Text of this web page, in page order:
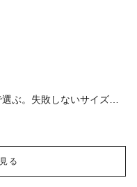
ぶ。失敗しないサイズ選
ィース・メンズ】
る